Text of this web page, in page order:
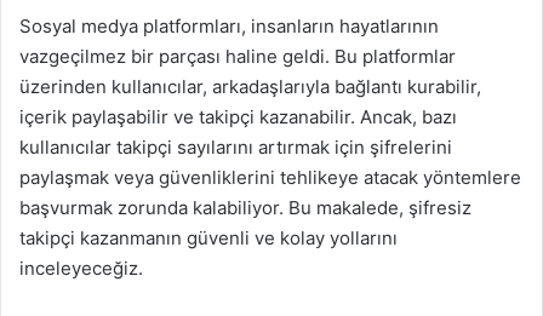
Sosyal medya platformları, insanların hayatlarının
vazgeçilmez bir parçası haline geldi. Bu platformlar
üzerinden kullanıcılar, arkadaşlarıyla bağlantı kurabilir,
içerik paylaşabilir ve takipçi kazanabilir. Ancak, bazı
kullanıcılar takipçi sayılarını artırmak için şifrelerini
paylaşmak veya güvenliklerini tehlikeye atacak yöntemlere
başvurmak zorunda kalabiliyor. Bu makalede, şifresiz
takipçi kazanmanın güvenli ve kolay yollarını
inceleyeceğiz.